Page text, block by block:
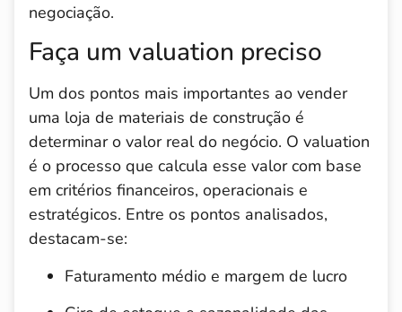
negociação.
Faça um valuation preciso
Um dos pontos mais importantes ao vender
uma loja de materiais de construção é
determinar o valor real do negócio. O valuation
é o processo que calcula esse valor com base
em critérios financeiros, operacionais e
estratégicos. Entre os pontos analisados,
destacam-se:
Faturamento médio e margem de lucro